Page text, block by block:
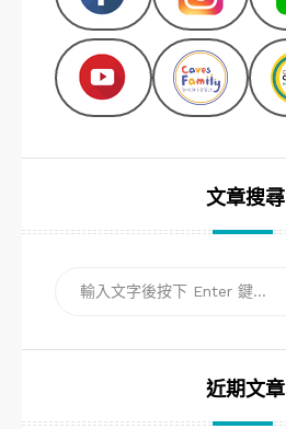
文章搜尋
近期文章